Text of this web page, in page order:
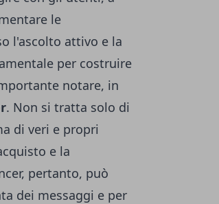
le
l'ascolto attivo e la
per costruire
notare, in
. Non si tratta solo di
di veri e propri
e la
pertanto, può
dei messaggi e per